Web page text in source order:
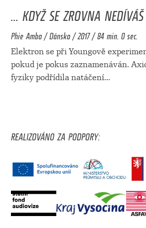
... KDYŽ SE ZROVNA NEDÍVÁŠ
Phie Ambo / Dánsko / 2017 / 84 min. 0 sec.
Elektron se při Youngově
pokud je pokus zaznamenáván.
fyziky podřídila natáčení...
REALIZOVÁNO ZA PODPORY: